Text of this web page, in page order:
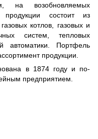
на возобновляемых
продукции состоит из
котлов, газовых и
систем, тепловых
автоматики. Портфель
продукции.
в 1874 году и по-
предприятием.